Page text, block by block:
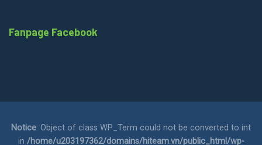
Fanpage Facebook
Notice: Object of class WP_Term could not be converted to int
in /home/u203197362/domains/hiteam.vn/public_html/wp-